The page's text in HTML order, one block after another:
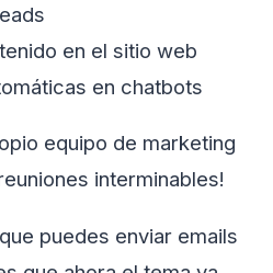
en el sitio web
en chatbots
equipo de marketing
interminables!
puedes enviar emails